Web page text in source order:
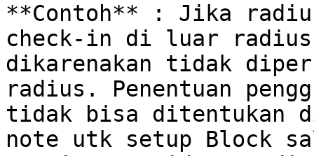
**Contoh** : Jika
check-in di luar
dikarenakan tidak
radius. Penentuan
tidak bisa ditentukan
note utk setup Block